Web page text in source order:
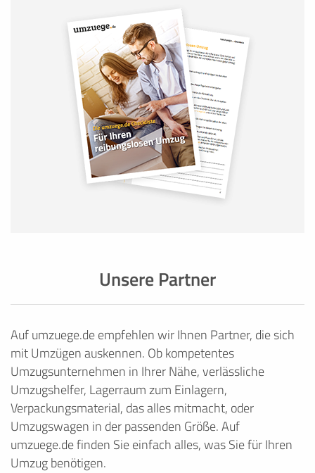
Unsere Partner
Auf umzuege.de empfehlen wir Ihnen Partner, die sich
mit Umzügen auskennen. Ob kompetentes
Umzugsunternehmen in Ihrer Nähe, verlässliche
Umzugshelfer, Lagerraum zum Einlagern,
Verpackungsmaterial, das alles mitmacht, oder
Umzugswagen in der passenden Größe. Auf
umzuege.de finden Sie einfach alles, was Sie für Ihren
Umzug benötigen.